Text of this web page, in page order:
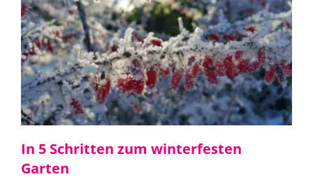
In 5 Schritten zum winterfesten
Garten